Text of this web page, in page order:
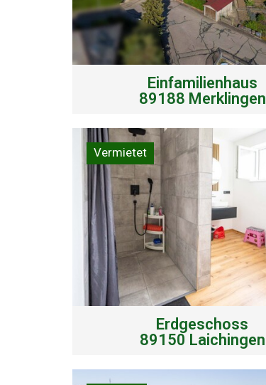
Einfamilienhaus
89188 Merklingen
Vermietet
Erdgeschoss
89150 Laichingen